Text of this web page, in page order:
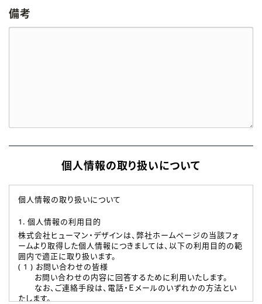
備考
個人情報の取り扱いについて
個人情報の取り扱いについて
1. 個人情報の利用目的
株式会社ヒューマン・デザインは、弊社ホームページの当該フォ
ームより取得した個人情報につきましては、以下の利用目的の範
囲内で適正に取り扱います。
( 1 ) お問い合わせの皆様
お問い合わせの内容に回答するために利用いたします。
なお、ご連絡手段は、電話・Ｅメールのいずれかの方法とい
たします。